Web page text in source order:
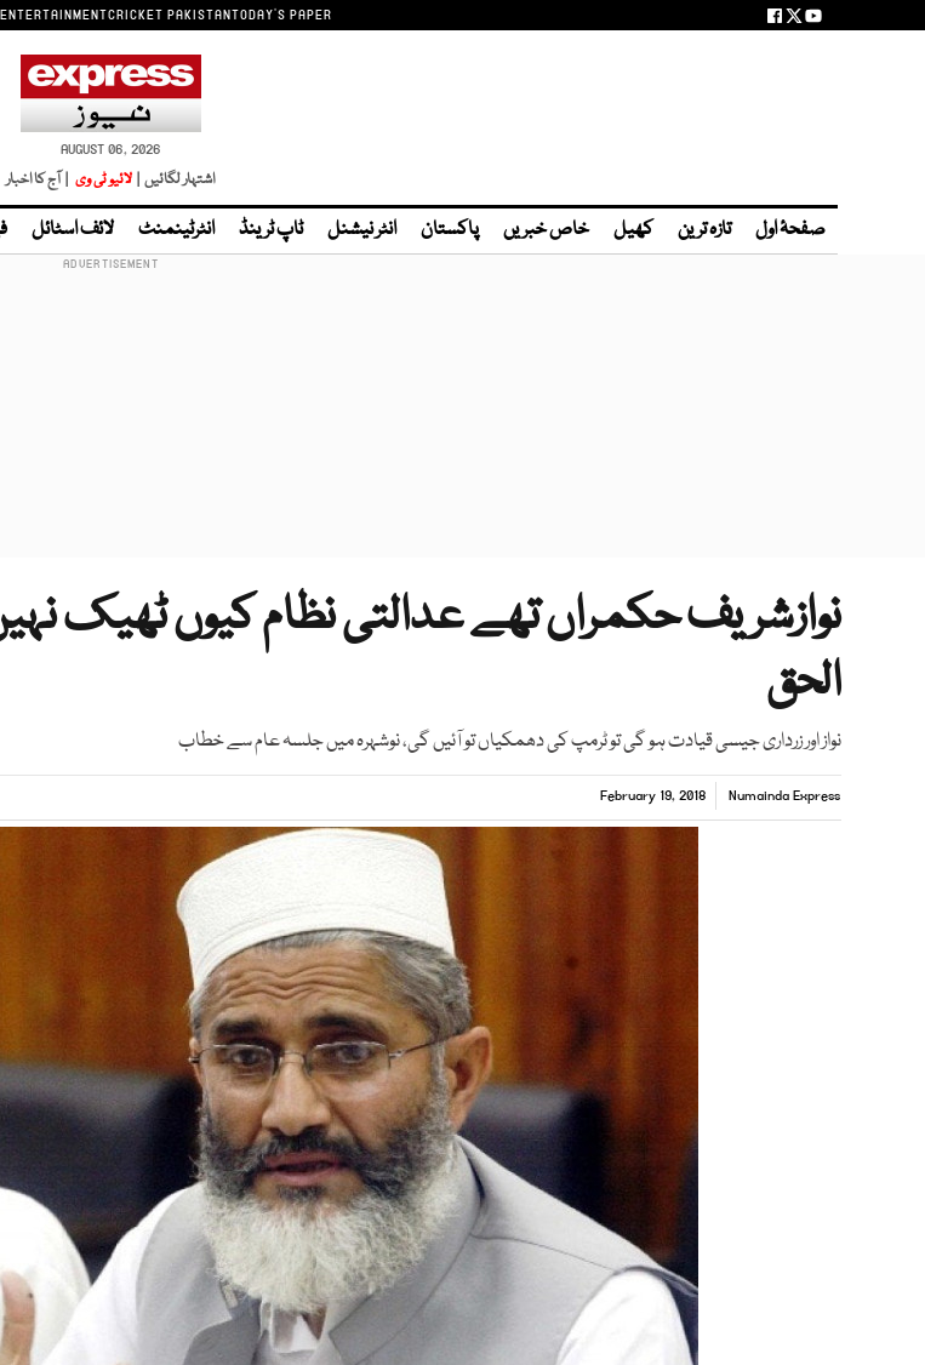
CRICKET PAKISTANTODAY'S PAPER
AUGUST 06, 2026
اشتہار لگائیں | لائیو ٹی وی | آج کا اخبار
صفحۂ اول تازہ ترین کھیل خاص خبریں پاکستان انٹر نیشنل ٹاپ ٹرینڈ انٹرٹینمنٹ لائف اسٹائل
نوازشریف حکمراں تھے عدالتی نظام کیوں ٹھیک
الحق
نواز اور زرداری جیسی قیادت ہو گی تو ٹرمپ کی دھمکیاں تو آئیں گی، نوشہرہ میں جلسہ عام سے خطاب
Numainda Express
February 19, 2018